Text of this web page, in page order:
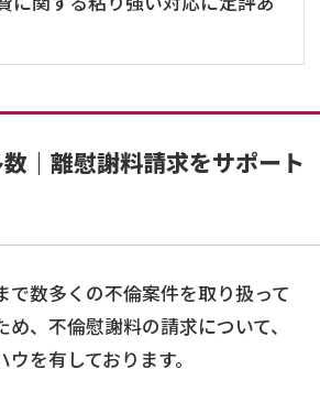
｜離慰謝料請求をサポート
で数多くの不倫案件を取り扱って
、不倫慰謝料の請求について、
を有しております。